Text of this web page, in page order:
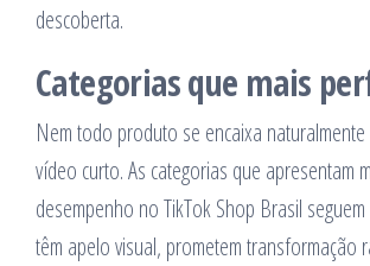
descoberta.
Categorias que mais
Nem todo produto se encaixa
vídeo curto. As categorias que apresentam
desempenho no TikTok Shop Brasil
têm apelo visual, prometem transformação